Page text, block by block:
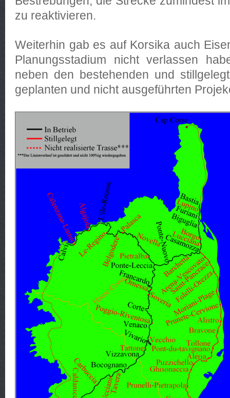
zu reaktivieren.
Weiterhin gab es auf Korsika auch
Planungsstadium nicht verlassen
neben den bestehenden und
geplanten und nicht ausgeführten